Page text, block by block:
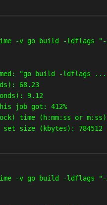
time -v go build -
"go build -ldflags
68.23
9.12
job got: 412%
time (h:mm:ss or
set size (kbytes): 784512
time -v go build -